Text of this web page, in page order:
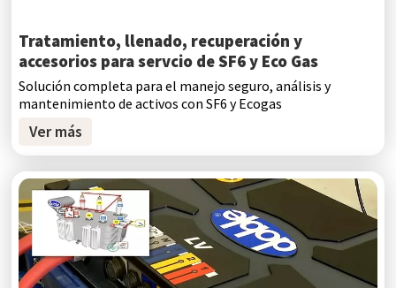
Tratamiento, llenado, recuperación y
accesorios para servcio de SF6 y Eco Gas
Solución completa para el manejo seguro, análisis y
mantenimiento de activos con SF6 y Ecogas
Ver más